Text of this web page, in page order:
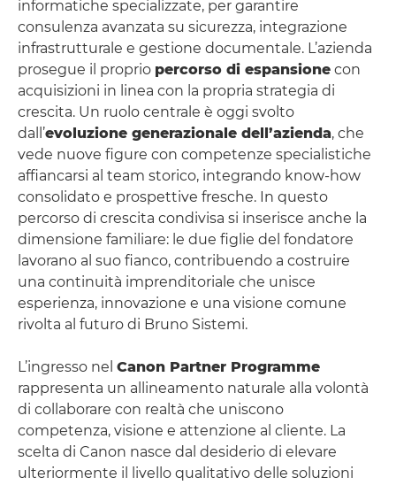
informatiche specializzate, per garantire
consulenza avanzata su sicurezza, integrazione
infrastrutturale e gestione documentale. L’azienda
prosegue il proprio percorso di espansione con
acquisizioni in linea con la propria strategia di
crescita. Un ruolo centrale è oggi svolto
dall’evoluzione generazionale dell’azienda, che
vede nuove figure con competenze specialistiche
affiancarsi al team storico, integrando know-how
consolidato e prospettive fresche. In questo
percorso di crescita condivisa si inserisce anche la
dimensione familiare: le due figlie del fondatore
lavorano al suo fianco, contribuendo a costruire
una continuità imprenditoriale che unisce
esperienza, innovazione e una visione comune
rivolta al futuro di Bruno Sistemi.
L’ingresso nel Canon Partner Programme
rappresenta un allineamento naturale alla volontà
di collaborare con realtà che uniscono
competenza, visione e attenzione al cliente. La
scelta di Canon nasce dal desiderio di elevare
ulteriormente il livello qualitativo delle soluzioni